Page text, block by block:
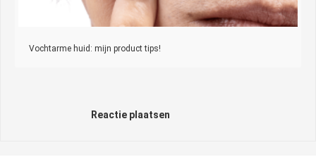
Vochtarme huid: mijn product tips!
Reactie plaatsen